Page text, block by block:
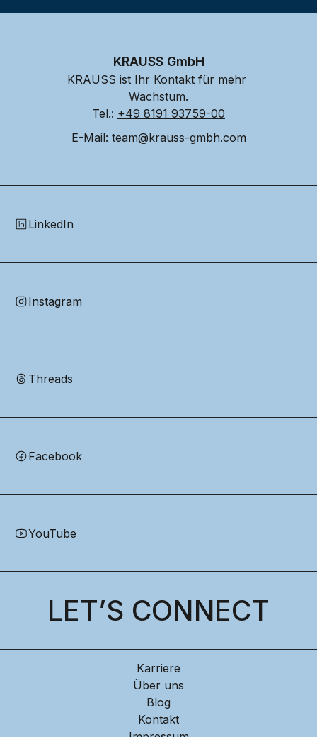
KRAUSS GmbH
KRAUSS ist Ihr Kontakt für mehr
Wachstum.
Tel.: +49 8191 93759-00
E-Mail: team@krauss-gmbh.com
LinkedIn
Instagram
Threads
Facebook
YouTube
LET’S CONNECT
Karriere
Über uns
Blog
Kontakt